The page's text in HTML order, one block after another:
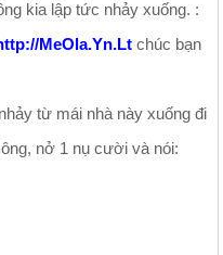
kia lập tức nhảy xuống. :
MeOla.Yn.Lt chúc bạn
từ mái nhà này xuống đi
nở 1 nụ cười và nói: